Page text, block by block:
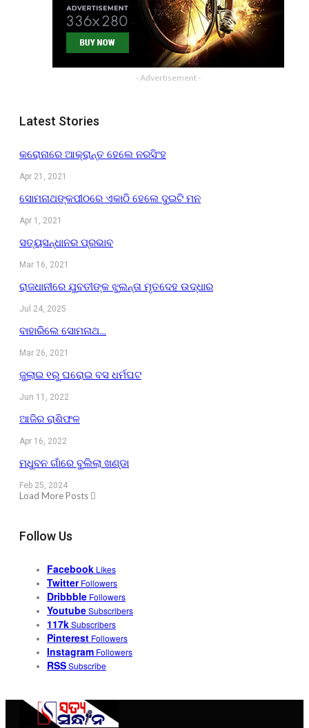
- Advertisement -
Latest Stories
କରୋନାରେ ଆକ୍ରାନ୍ତ ହେଲେ ନରସିଂହ
Apr 21, 2021
ସୋମନାଥଙ୍କପୀଠରେ ଏକାଠି ହେଲେ ଦୁଇଟି ମନ
Apr 1, 2021
ସତ୍ୟସନ୍ଧାନର ପ୍ରଭାବ
Mar 16, 2021
ରାଜଧାନୀରେ ଯୁବତୀଙ୍କ ଝୁଲନ୍ତା ମୃତଦେହ ଉଦ୍ଧାର
Jul 24, 2025
ବାହାରିଲେ ସୋମନାଥ…
Mar 26, 2021
ଜୁଲାଇ ୧ରୁ ଘରୋଇ ବସ ଧର୍ମଘଟ
Jun 11, 2022
ଆଜିର ରାଶିଫଳ
Apr 16, 2022
ମଧୁବନ ଗାଁରେ ବୁଲିଲା ଖଣ୍ଡା
Feb 25, 2024
Load More Posts
Follow Us
Facebook Likes
Twitter Followers
Dribbble Followers
YoutubeSubscribers
117kSubscribers
Pinterest Followers
Instagram Followers
RSSSubscribe